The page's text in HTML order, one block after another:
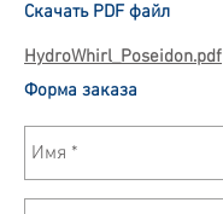
Скачать PDF файл
HydroWhirl_Poseidon.pdf
Форма заказа